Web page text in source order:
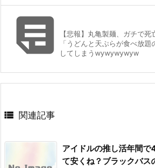

【悲報】丸亀製麺、ガチで
「うどんと天ぷらが食べ放
してしまうwywywywyw
 関連記事
アイドルの推し活年間
て安くね？ブラックバス